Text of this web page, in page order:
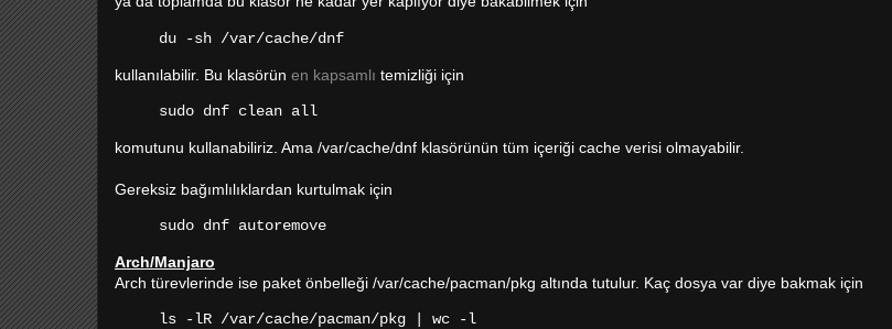
du -sh /var/cache/dnf
kullanılabilir. Bu klasörün en kapsamlı temizliği için
sudo dnf clean all
komutunu kullanabiliriz. Ama /var/cache/dnf klasörünün tüm içeriği cache verisi olmayabilir.
Gereksiz bağımlılıklardan kurtulmak için
sudo dnf autoremove
Arch/Manjaro
Arch türevlerinde ise paket önbelleği /var/cache/pacman/pkg altında tutulur. Kaç dosya var diye bakmak için
ls -lR /var/cache/pacman/pkg | wc -l